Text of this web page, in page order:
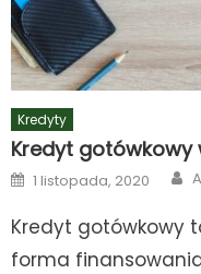
Kredyty
Kredyt gotówkowy
Posted
on
1 listopada, 2020
Kredyt gotówkowy
forma